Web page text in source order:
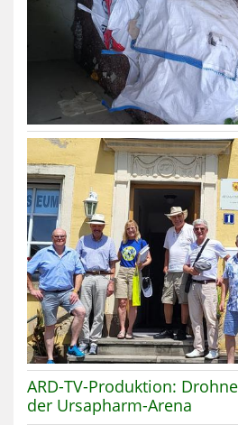
Mehr zum Thema:
ARD-TV-Produktion:
der Ursapharm-Arena